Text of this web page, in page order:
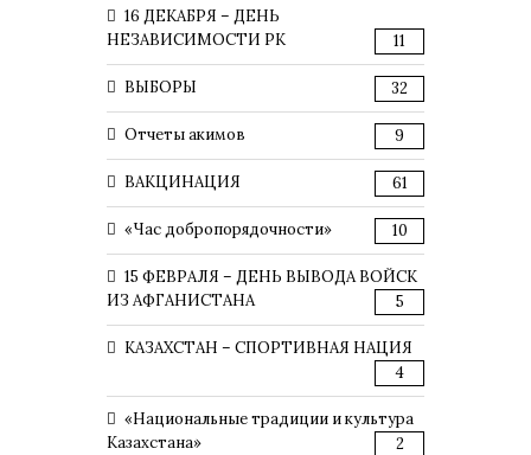
16 ДЕКАБРЯ – ДЕНЬ
НЕЗАВИСИМОСТИ РК
11
ВЫБОРЫ 32
Отчеты акимов 9
ВАКЦИНАЦИЯ 61
«Час добропорядочности» 10
15 ФЕВРАЛЯ – ДЕНЬ ВЫВОДА ВОЙСК
ИЗ АФГАНИСТАНА
5
КАЗАХСТАН – СПОРТИВНАЯ НАЦИЯ
4
«Национальные традиции и культура
Казахстана»
2